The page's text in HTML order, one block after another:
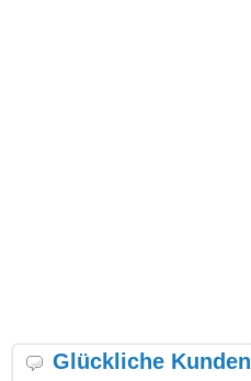
Glückliche Kunden